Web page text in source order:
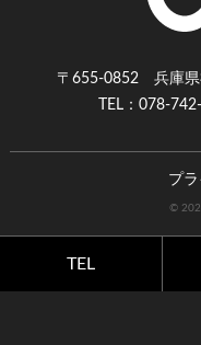
〒655-0852 兵庫県
TEL：078-
プ
©
TEL